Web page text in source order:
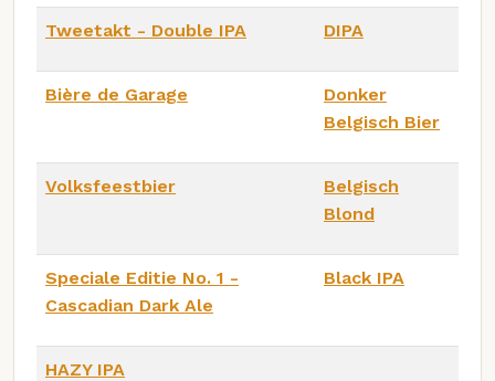
Tweetakt - Double IPA DIPA
Bière de Garage
Donker
Belgisch Bier
Volksfeestbier
Belgisch
Blond
Speciale Editie No. 1 -
Cascadian Dark Ale
Black IPA
HAZY IPA